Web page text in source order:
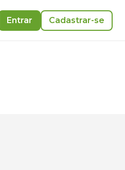
Entrar Cadastrar-se